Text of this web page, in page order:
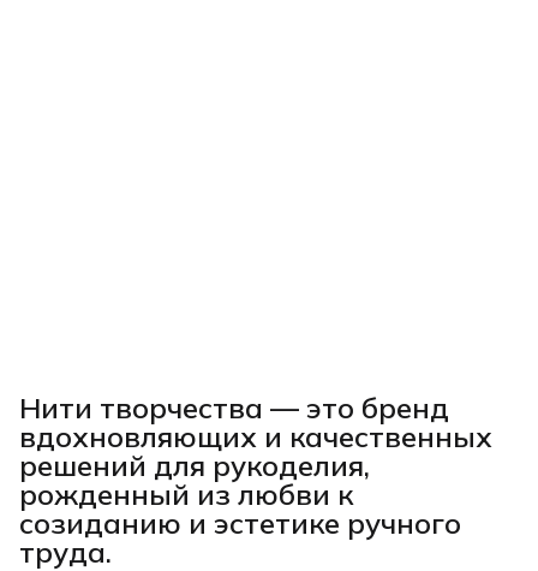
Нити творчества — это бренд
вдохновляющих и качественных
решений для рукоделия,
рожденный из любви к
созиданию и эстетике ручного
труда.